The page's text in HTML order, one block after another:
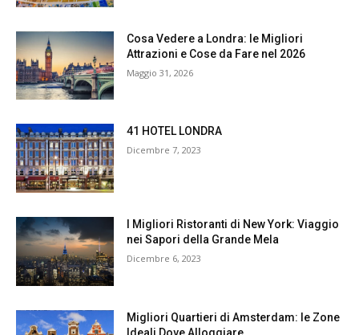
Cosa Vedere a Londra: le Migliori
Attrazioni e Cose da Fare nel 2026
Maggio 31, 2026
41 HOTEL LONDRA
Dicembre 7, 2023
I Migliori Ristoranti di New York: Viaggio
nei Sapori della Grande Mela
Dicembre 6, 2023
Migliori Quartieri di Amsterdam: le Zone
Ideali Dove Alloggiare